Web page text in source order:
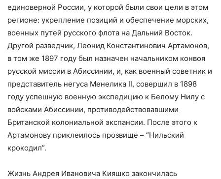
единоверной России, у которой были свои цели в этом
регионе: укрепление позиций и обеспечение морских,
военных путей русского флота на Дальний Восток.
Другой разведчик, Леонид Константинович Артамонов,
в том же 1897 году был назначен начальником конвоя
русской миссии в Абиссинии, и, как военный советник и
представитель негуса Менелика II, совершил в 1898
году успешную военную экспедицию к Белому Нилу с
войсками Абиссинии, противодействовавшими
Британской колониальной экспансии. После этого к
Артамонову приклеилось прозвище – “Нильский
крокодил”.
Жизнь Андрея Ивановича Кияшко закончилась